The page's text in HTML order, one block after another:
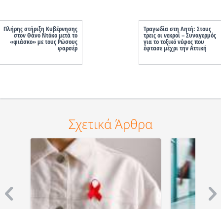
Πλήρης στήριξη Κυβέρνησης
στον Θάνο Ντόκο μετά το
«φιάσκο» με τους Ρώσους
φαρσέρ
Τραγωδία στη Λητή: Στους
τρεις οι νεκροί – Συναγερμός
για το τοξικό νέφος που
έφτασε μέχρι την Αττική
Σχετικά Άρθρα